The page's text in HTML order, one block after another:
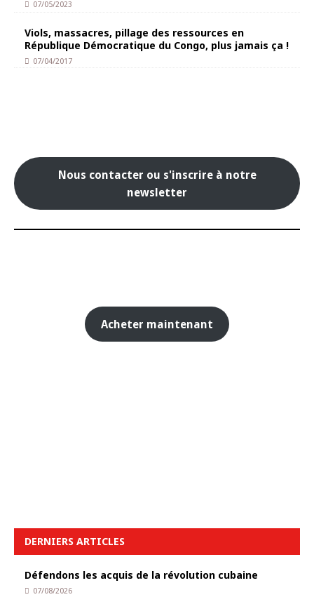
07/05/2023
Viols, massacres, pillage des ressources en
République Démocratique du Congo, plus jamais ça !
07/04/2017
Nous contacter ou s'inscrire à notre
newsletter
Acheter maintenant
DERNIERS ARTICLES
Défendons les acquis de la révolution cubaine
07/08/2026